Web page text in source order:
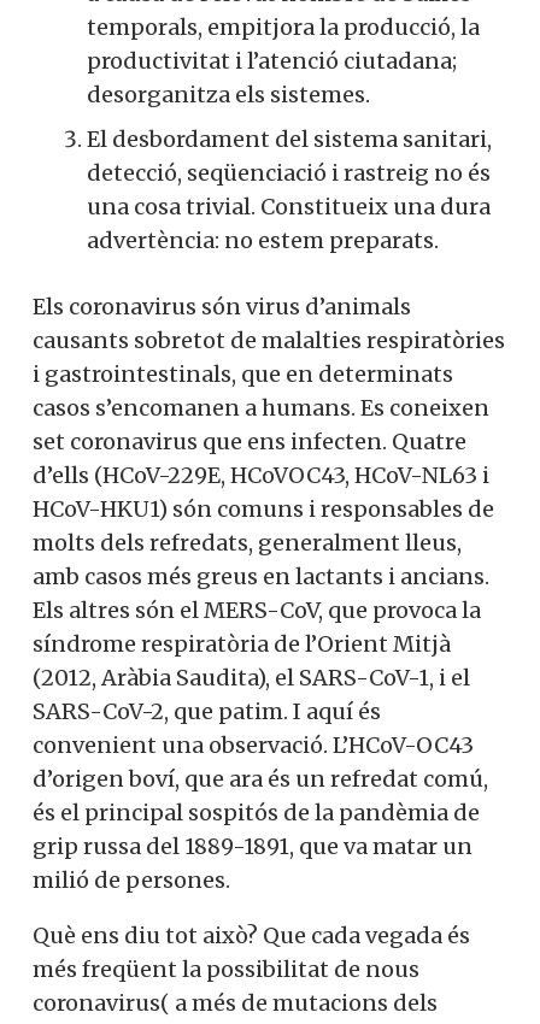
temporals, empitjora la producció, la
productivitat i l’atenció ciutadana;
desorganitza els sistemes.
El desbordament del sistema sanitari,
detecció, seqüenciació i rastreig no és
una cosa trivial. Constitueix una dura
advertència: no estem preparats.
Els coronavirus són virus d’animals
causants sobretot de malalties respiratòries
i gastrointestinals, que en determinats
casos s’encomanen a humans. Es coneixen
set coronavirus que ens infecten. Quatre
d’ells (HCoV-229E, HCoVOC43, HCoV-NL63 i
HCoV-HKU1) són comuns i responsables de
molts dels refredats, generalment lleus,
amb casos més greus en lactants i ancians.
Els altres són el MERS-CoV, que provoca la
síndrome respiratòria de l’Orient Mitjà
(2012, Aràbia Saudita), el SARS-CoV-1, i el
SARS-CoV-2, que patim. I aquí és
convenient una observació. L’HCoV-OC43
d’origen boví, que ara és un refredat comú,
és el principal sospitós de la pandèmia de
grip russa del 1889-1891, que va matar un
milió de persones.
Què ens diu tot això? Que cada vegada és
més freqüent la possibilitat de nous
coronavirus( a més de mutacions dels